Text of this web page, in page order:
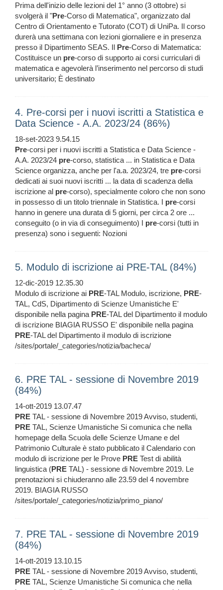
Prima dell'inizio delle lezioni del 1° anno (3 ottobre) si
svolgerà il "Pre-Corso di Matematica", organizzato dal
Centro di Orientamento e Tutorato (COT) di UniPa. Il corso
durerà una settimana con lezioni giornaliere e in presenza
presso il Dipartimento SEAS. Il Pre-Corso di Matematica:
Costituisce un pre-corso di supporto ai corsi curriculari di
matematica e agevolerà l’inserimento nel percorso di studi
universitario; È destinato
4. Pre-corsi per i nuovi iscritti a Statistica e
Data Science - A.A. 2023/24 (86%)
18-set-2023 9.54.15
Pre-corsi per i nuovi iscritti a Statistica e Data Science -
A.A. 2023/24 pre-corso, statistica ... in Statistica e Data
Science organizza, anche per l'a.a. 2023/24, tre pre-corsi
dedicati ai suoi nuovi iscritti ... la data di scadenza della
iscrizione al pre-corso), specialmente coloro che non sono
in possesso di un titolo triennale in Statistica. I pre-corsi
hanno in genere una durata di 5 giorni, per circa 2 ore ...
conseguito (o in via di conseguimento) I pre-corsi (tutti in
presenza) sono i seguenti: Nozioni
5. Modulo di iscrizione ai PRE-TAL (84%)
12-dic-2019 12.35.30
Modulo di iscrizione ai PRE-TAL Modulo, iscrizione, PRE-
TAL, CdS, Dipartimento di Scienze Umanistiche E'
disponibile nella pagina PRE-TAL del Dipartimento il modulo
di iscrizione BIAGIA RUSSO E' disponibile nella pagina
PRE-TAL del Dipartimento il modulo di iscrizione
/sites/portale/_categories/notizia/bacheca/
6. PRE TAL - sessione di Novembre 2019
(84%)
14-ott-2019 13.07.47
PRE TAL - sessione di Novembre 2019 Avviso, studenti,
PRE TAL, Scienze Umanistiche Si comunica che nella
homepage della Scuola delle Scienze Umane e del
Patrimonio Culturale è stato pubblicato il Calendario con
modulo di iscrizione per le Prove PRE Test di abilità
linguistica (PRE TAL) - sessione di Novembre 2019. Le
prenotazioni si chiuderanno alle 23.59 del 4 novembre
2019. BIAGIA RUSSO
/sites/portale/_categories/notizia/primo_piano/
7. PRE TAL - sessione di Novembre 2019
(84%)
14-ott-2019 13.10.15
PRE TAL - sessione di Novembre 2019 Avviso, studenti,
PRE TAL, Scienze Umanistiche Si comunica che nella